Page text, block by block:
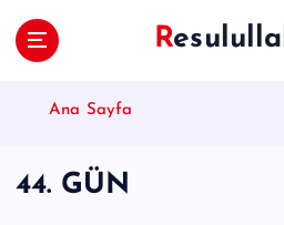
Ana Sayfa
44. GÜN